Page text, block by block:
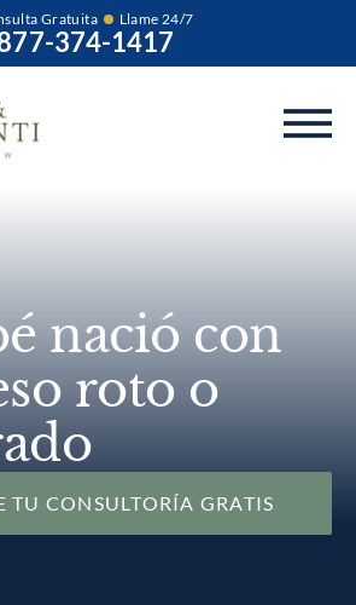
Gratuita Llame 24/7
374-1417
nació con
roto o
TU CONSULTORÍA GRATIS